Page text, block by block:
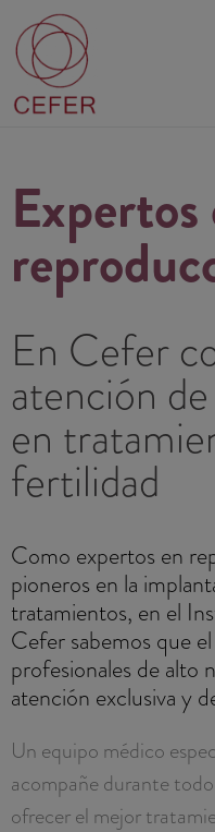
Expertos
En Cefer
atención
en
fertilidad
Como expertos en
pioneros en la
tratamientos, en el
Cefer sabemos que
profesionales de alto
atención exclusiva y
Un equipo médico
acompañe durante
ofrecer el mejor